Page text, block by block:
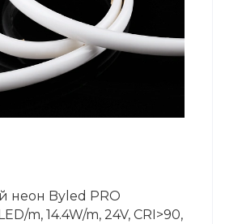
неон Byled PRO
m, 14.4W/m, 24V, СRI>90,